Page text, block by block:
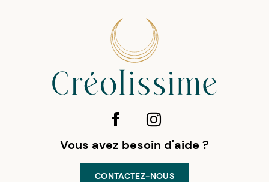
Vous avez besoin d'aide ?
CONTACTEZ-NOUS